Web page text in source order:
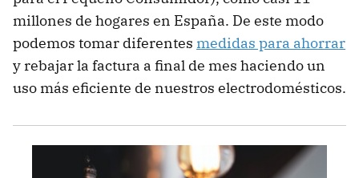
millones de hogares en España. De este modo
podemos tomar diferentes medidas para ahorrar
y rebajar la factura a final de mes haciendo un
uso más eficiente de nuestros electrodomésticos.